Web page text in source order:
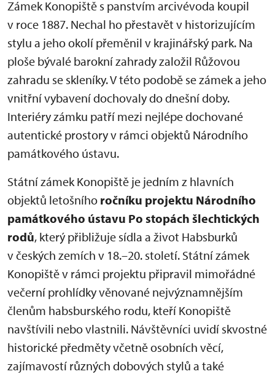
Zámek Konopiště s panstvím arcivévoda koupil
v roce 1887. Nechal ho přestavět v historizujícím
stylu a jeho okolí přeměnil v krajinářský park. Na
ploše bývalé barokní zahrady založil Růžovou
zahradu se skleníky. V této podobě se zámek a jeho
vnitřní vybavení dochovaly do dnešní doby.
Interiéry zámku patří mezi nejlépe dochované
autentické prostory v rámci objektů Národního
památkového ústavu.
Státní zámek Konopiště je jedním z hlavních
objektů letošního ročníku projektu Národního
památkového ústavu Po stopách šlechtických
rodů, který přibližuje sídla a život Habsburků
v českých zemích v 18.–20. století. Státní zámek
Konopiště v rámci projektu připravil mimořádné
večerní prohlídky věnované nejvýznamnějším
členům habsburského rodu, kteří Konopiště
navštívili nebo vlastnili. Návštěvníci uvidí skvostné
historické předměty včetně osobních věcí,
zajímavostí různých dobových stylů a také